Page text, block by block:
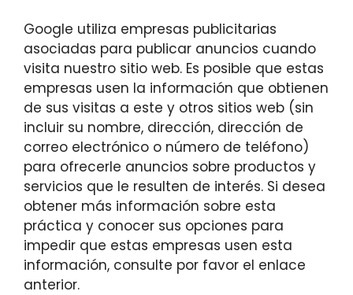
Google utiliza empresas publicitarias
asociadas para publicar anuncios cuando
visita nuestro sitio web. Es posible que estas
empresas usen la información que obtienen
de sus visitas a este y otros sitios web (sin
incluir su nombre, dirección, dirección de
correo electrónico o número de teléfono)
para ofrecerle anuncios sobre productos y
servicios que le resulten de interés. Si desea
obtener más información sobre esta
práctica y conocer sus opciones para
impedir que estas empresas usen esta
información, consulte por favor el enlace
anterior.